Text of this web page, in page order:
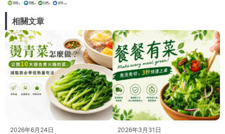
相關文章
2026年6月24日 2026年3月31日